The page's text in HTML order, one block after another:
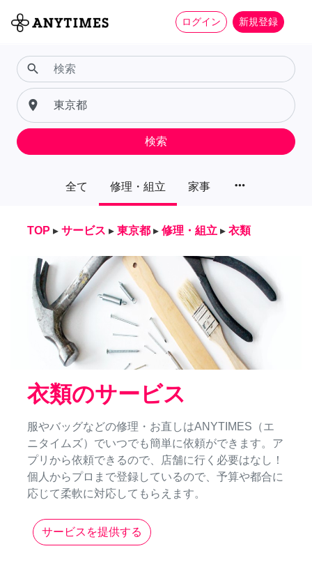
ログイン 新規登録
全て 修理・組立 家事 more_horiz
search
place
検索
TOP ▸ サービス ▸ 東京都 ▸ 修理・組立 ▸ 衣類
衣類のサービス
服やバッグなどの修理・お直しはANYTIMES（エ
ニタイムズ）でいつでも簡単に依頼ができます。ア
プリから依頼できるので、店舗に行く必要はなし！
個人からプロまで登録しているので、予算や都合に
応じて柔軟に対応してもらえます。
サービスを提供する